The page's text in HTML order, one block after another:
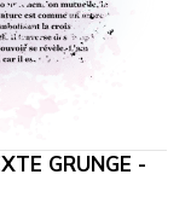
GRUNGE -